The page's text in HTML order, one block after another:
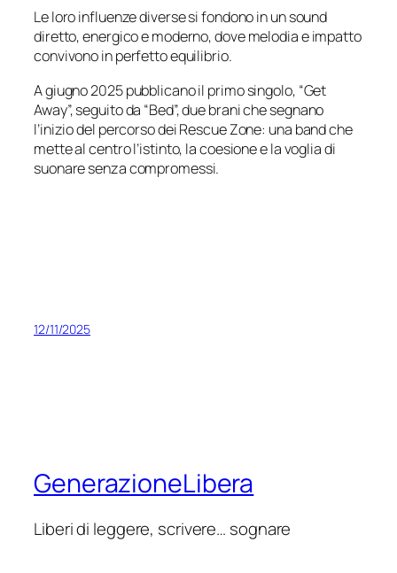
Le loro influenze diverse si fondono in un sound
diretto, energico e moderno, dove melodia e impatto
convivono in perfetto equilibrio.
A giugno 2025 pubblicano il primo singolo, “Get
Away”, seguito da “Bed”, due brani che segnano
l’inizio del percorso dei Rescue Zone: una band che
mette al centro l’istinto, la coesione e la voglia di
suonare senza compromessi.
12/11/2025
GenerazioneLibera
Liberi di leggere, scrivere… sognare